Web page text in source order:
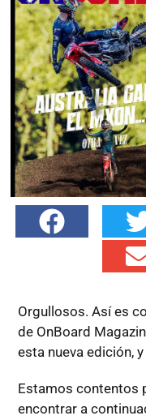
Orgullosos. Así es
de OnBoard
esta nueva edición,
Estamos contentos
encontrar a